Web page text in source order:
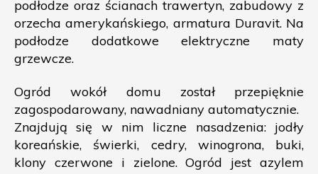
podłodze oraz ścianach trawertyn, zabudowy z
orzecha amerykańskiego, armatura Duravit. Na
podłodze dodatkowe elektryczne maty
grzewcze.
Ogród wokół domu został przepięknie
zagospodarowany, nawadniany automatycznie.
Znajdują się w nim liczne nasadzenia: jodły
koreańskie, świerki, cedry, winogrona, buki,
klony czerwone i zielone. Ogród jest azylem